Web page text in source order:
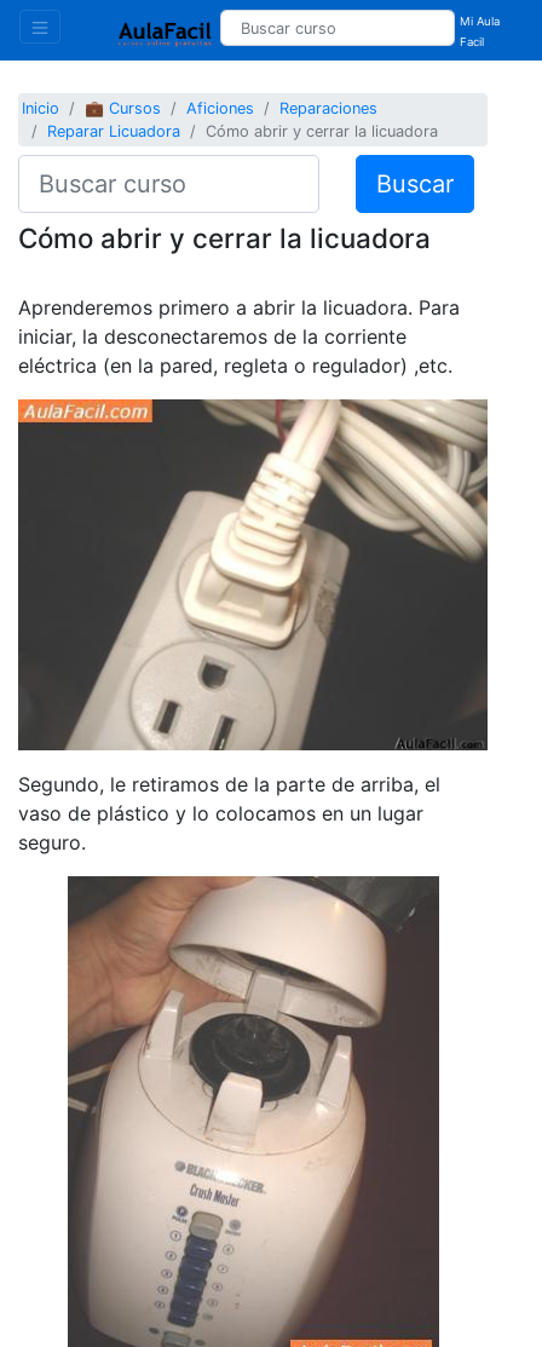
Mi Aula
Facil
Inicio 💼 Cursos Aficiones
Reparaciones
Reparar Licuadora
Cómo abrir y cerrar la licuadora
Buscar
Cómo abrir y cerrar la licuadora
Aprenderemos primero a abrir la licuadora. Para
iniciar, la desconectaremos de la corriente
eléctrica (en la pared, regleta o regulador) ,etc.
Segundo, le retiramos de la parte de arriba, el
vaso de plástico y lo colocamos en un lugar
seguro.